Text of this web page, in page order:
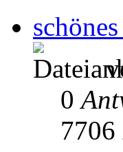
0
7706